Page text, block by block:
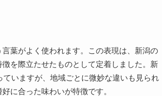
葉がよく使われます。この表現は、新潟の
を際立たせたものとして定着しました。新
いますが、地域ごとに微妙な違いも見られ
に合った味わいが特徴です。